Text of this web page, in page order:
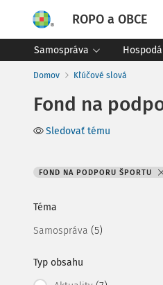
ROPO a OBCE
Samospráva
Domov Kľúčové slová
Fond na
Sledovať tému
FOND NA PODPORU ŠPORTU
Téma
Samospráva (5)
Typ obsahu